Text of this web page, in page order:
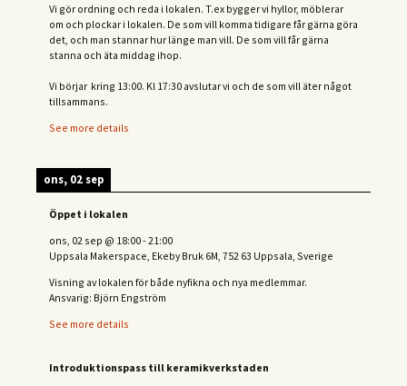
Vi gör ordning och reda i lokalen. T.ex bygger vi hyllor, möblerar
om och plockar i lokalen. De som vill komma tidigare får gärna göra
det, och man stannar hur länge man vill. De som vill får gärna
stanna och äta middag ihop.
Vi börjar kring 13:00. Kl 17:30 avslutar vi och de som vill äter något
tillsammans.
See more details
ons, 02 sep
Öppet i lokalen
ons, 02 sep @ 18:00-21:00
Uppsala Makerspace, Ekeby Bruk 6M, 752 63 Uppsala, Sverige
Visning av lokalen för både nyfikna och nya medlemmar.
Ansvarig: Björn Engström
See more details
Introduktionspass till keramikverkstaden